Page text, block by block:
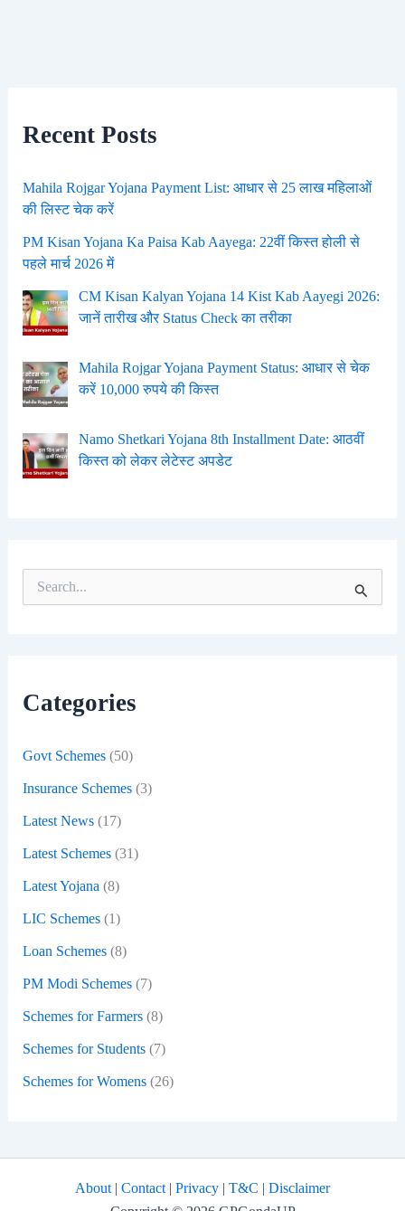
Recent Posts
Mahila Rojgar Yojana Payment List: आधार से 25 लाख महिलाओं
की लिस्ट चेक करें
PM Kisan Yojana Ka Paisa Kab Aayega: 22वीं किस्त होली से
पहले मार्च 2026 में
CM Kisan Kalyan Yojana 14 Kist Kab Aayegi 2026:
जानें तारीख और Status Check का तरीका
Mahila Rojgar Yojana Payment Status: आधार से चेक
करें 10,000 रुपये की किस्त
Namo Shetkari Yojana 8th Installment Date: आठवीं
किस्त को लेकर लेटेस्ट अपडेट
o
Categories
Govt Schemes(50)
Insurance Schemes(3)
Latest News(17)
Latest Schemes(31)
Latest Yojana (8)
LIC Schemes(1)
Loan Schemes(8)
PM Modi Schemes(7)
Schemes for Farmers(8)
Schemes for Students(7)
Schemes for Womens(26)
About | Contact | Privacy | T&C | Disclaimer